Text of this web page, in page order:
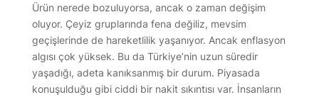
Ürün nerede bozuluyorsa, ancak o zaman değişim
oluyor. Çeyiz gruplarında fena değiliz, mevsim
geçişlerinde de hareketlilik yaşanıyor. Ancak enflasyon
algısı çok yüksek. Bu da Türkiye’nin uzun süredir
yaşadığı, adeta kanıksanmış bir durum. Piyasada
konuşulduğu gibi ciddi bir nakit sıkıntısı var. İnsanların